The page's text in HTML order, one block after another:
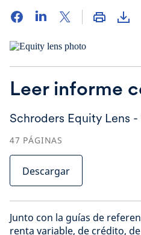
Leer informe
Schroders Equity Lens
47 PÁGINAS
Descargar
Junto con la guías de
renta variable, de crédito,